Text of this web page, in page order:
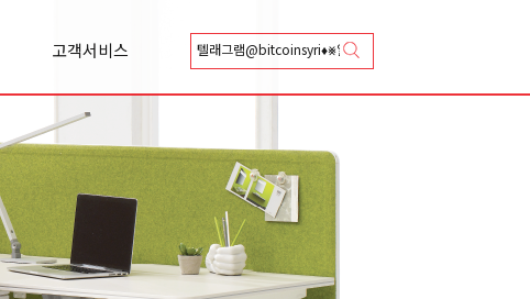
고객서비스
상담신청
카달로그 신청
Q&A
A/S 신청
총판안내
협력업체등록안내